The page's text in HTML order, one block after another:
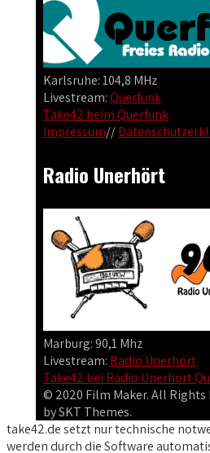
Karlsruhe: 104,8 MHz
Livestream:Querfunk
Take42 beim Querfunk
Impressum//
Radio Unerhört
Marburg: 90,1 Mhz
Livestream: Radio Unerhört
Take42 bei Radio Unerhört
© 2020 Film Maker. All Rights
by SKT Themes.
take42.de setzt nur technische
werden durch die Software